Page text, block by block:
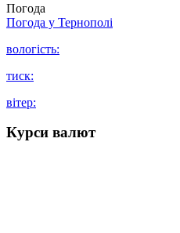
Погода
Погода у Тернополі
вологість:
тиск:
вітер:
Курси валют